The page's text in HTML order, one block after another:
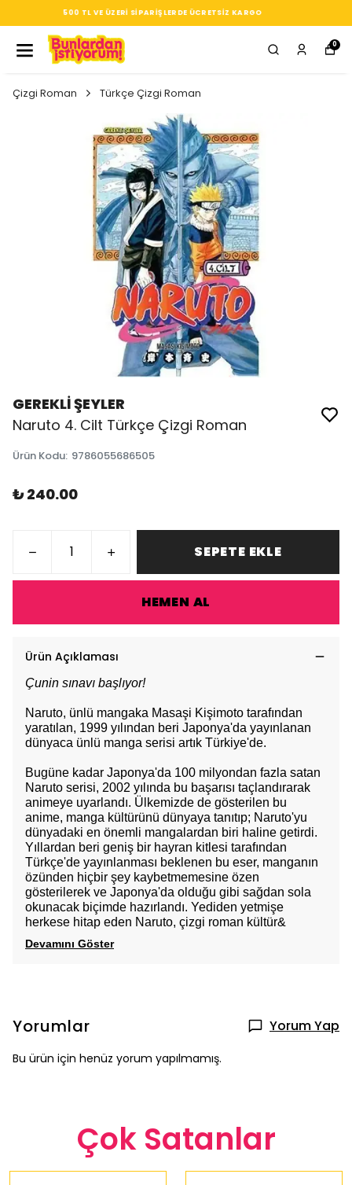
SEÇTIĞIN HER ÜRÜN, TARZINA DAIR KÜÇÜK BIR IMZA
0
Çizgi Roman Türkçe Çizgi Roman
GEREKLİ ŞEYLER
Naruto 4. Cilt Türkçe Çizgi Roman
Ürün Kodu: 9786055686505
₺ 240.00
SEPETE EKLE
HEMEN AL
Ürün Açıklaması
Çunin sınavı başlıyor!
Naruto, ünlü mangaka Masaşi Kişimoto tarafından
yaratılan, 1999 yılından beri Japonya'da yayınlanan
dünyaca ünlü manga serisi artık Türkiye'de.
Bugüne kadar Japonya'da 100 milyondan fazla satan
Naruto serisi, 2002 yılında bu başarısı taçlandırarak
animeye uyarlandı. Ülkemizde de gösterilen bu
anime, manga kültürünü dünyaya tanıtıp; Naruto'yu
dünyadaki en önemli mangalardan biri haline getirdi.
Yıllardan beri geniş bir hayran kitlesi tarafından
Türkçe'de yayınlanması beklenen bu eser, manganın
özünden hiçbir şey kaybetmemesine özen
gösterilerek ve Japonya'da olduğu gibi sağdan sola
okunacak biçimde hazırlandı. Yediden yetmişe
herkese hitap eden Naruto, çizgi roman kültür&
Devamını Göster
Yorumlar Yorum Yap
Bu ürün için henüz yorum yapılmamış.
Çok Satanlar